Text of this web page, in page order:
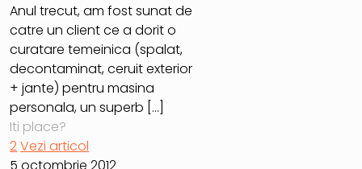
Anul trecut, am fost sunat de
catre un client ce a dorit o
curatare temeinica (spalat,
decontaminat, ceruit exterior
+ jante) pentru masina
personala, un superb […]
Iti place?
2Vezi articol